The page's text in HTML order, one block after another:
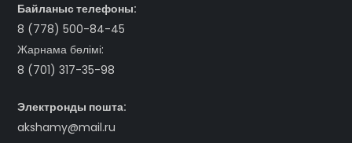
Байланыс телефоны:
8 (778) 500-84-45
Жарнама бөлімі:
8 (701) 317-35-98
Электронды пошта:
akshamy@mail.ru